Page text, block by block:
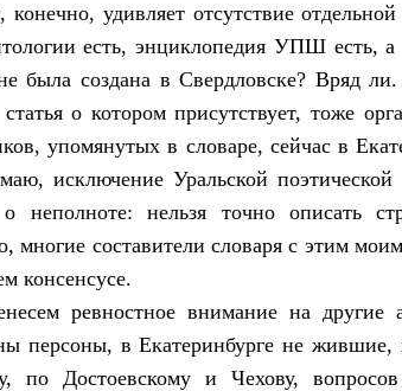
конечно, удивляет отсутствие
есть, энциклопедия УПШ есть,
была создана в Свердловске? Вряд
статья о котором присутствует, тоже
упомянутых в словаре, сейчас в
исключение Уральской
о неполноте: нельзя точно описать
многие составители словаря с этим
консенсусе.
ревностное внимание на другие
персоны, в Екатеринбурге не
по Достоевскому и Чехову,